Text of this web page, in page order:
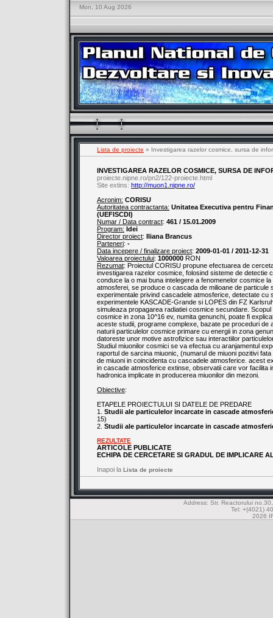
Mon, 10 Aug 2026
Lista de proiecte » Investigarea razelor cosmice, sursa de
INVESTIGAREA RAZELOR COSMICE, SURSA DE
proiecte.nipne.ro/pn2/122-proiecte.html
Site extins: http://muon1.nipne.ro/
Acronim: CORISU
Autoritatea contractanta: Unitatea Executiva pentru
(UEFISCDI)
Numar / Data contract: 461 / 15.01.2009
Program: Idei
Director proiect: Iliana Brancus
Parteneri: -
Data incepere / finalizare proiect: 2009-01-01 / 2011-12-31
Valoarea proiectului: 1000000 RON
Rezumat: Proiectul CORISU propune efectuarea de
investigarea razelor cosmice, folosind sisteme de detectie
conduce la o mai buna intelegere a fenomenelor cosmice
atmosferei, se produce o cascada de milioane de
experimentale privind cascadele atmosferice, detectate
experimentele KASCADE-Grande si LOPES din FZ
simuleaza propagarea radiatiei cosmice secundare.
cosmice in zona 10^16 ev, numita genunchi, poate fi
aceste studii, programe complexe, bazate pe proceduri
naturii particulelor cosmice primare cu energii in zona
datoreste unor motive astrofizice sau interactiilor
Studiul miuonilor cosmici se va efectua cu aranjamentul
raportul de sarcina miuonic, (numarul de miuoni pozitivi
de miuoni in coincidenta cu cascadele atmosferice. acest
in cascade atmosferice extinse, observatii care vor facilita
hadronica implicate in producerea miuonilor din mezoni.
Obiective:
ETAPELE PROIECTULUI SI DATELE DE PREDARE
1. Studii ale particulelor incarcate in cascade
15)
2. Studii ale particulelor incarcate in cascade
REZULTATE
ARTICOLE PUBLICATE
ECHIPA DE CERCETARE SI GRADUL DE IMPLICARE
Inapoi la Lista de proiecte
Address: Str. Reactorului
Tel: +(4021)
2026